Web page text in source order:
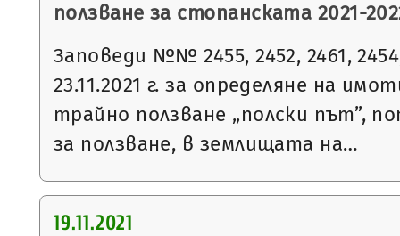
ползване за стопанската 2021-
Заповеди №№ 2455, 2452, 2461,
23.11.2021 г. за определяне на
трайно ползване „полски път”,
за ползване, в землищата на…
19.11.2021